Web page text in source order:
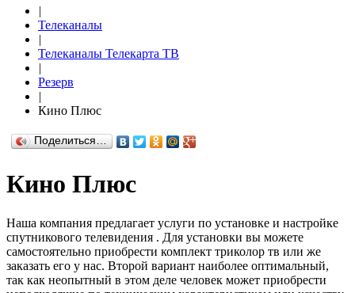
|
Телеканалы
|
Телеканалы Телекарта ТВ
|
Резерв
|
Кино Плюс
Поделиться…
Кино Плюс
Наша компания предлагает услуги по установке и настройке
спутникового телевидения . Для установки вы можете
самостоятельно приобрести комплект триколор тв или же
заказать его у нас. Второй вариант наиболее оптимальный,
так как неопытный в этом деле человек может приобрести